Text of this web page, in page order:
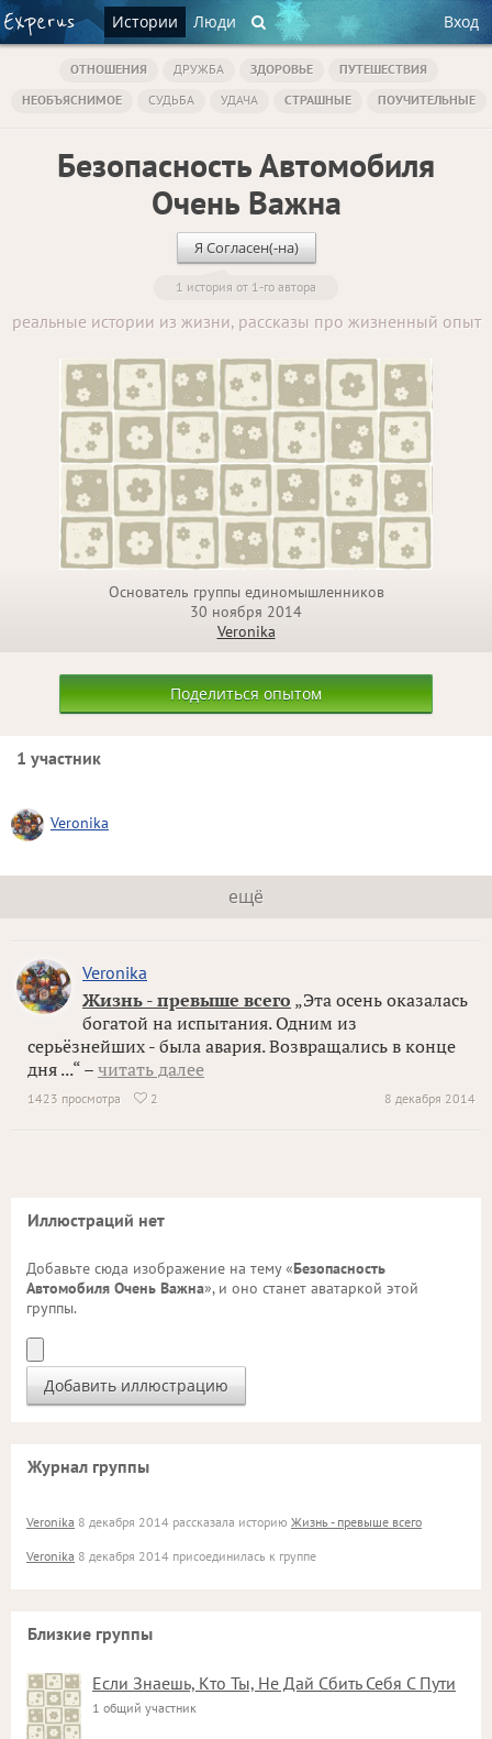
Истории Люди Вход
ОТНОШЕНИЯ ДРУЖБА ЗДОРОВЬЕ
ПУТЕШЕСТВИЯ
НЕОБЪЯСНИМОЕ
СУДЬБА УДАЧА СТРАШНЫЕ ПОУЧИТЕЛЬНЫЕ
Безопасность Автомобиля
Очень Важна
Я Согласен(-на)
1 история от 1-го автора
реальные истории из жизни, рассказы про жизненный опыт
Основатель группы единомышленников
30 ноября 2014
Veronika
Поделиться опытом
1 участник
Veronika
ещё
Veronika
Жизнь - превыше всего „Эта осень оказалась
богатой на испытания. Одним из
серьёзнейших - была авария. Возвращались в конце
дня ...“ – читать далее
8 декабря 2014
1423 просмотра  2
Иллюстраций нет
Добавьте сюда изображение на тему «Безопасность
Автомобиля Очень Важна», и оно станет аватаркой этой
группы.
Журнал группы
Veronika 8 декабря 2014 рассказала историю Жизнь - превыше всего
Veronika 8 декабря 2014 присоединилась к группе
Близкие группы
Если Знаешь, Кто Ты, Не Дай Сбить Себя С Пути
1 общий участник